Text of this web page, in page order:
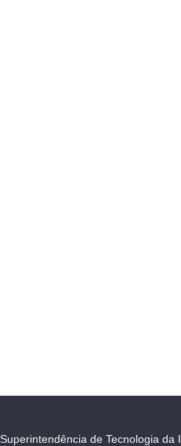
Superintendência de Tecnologia da